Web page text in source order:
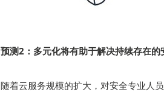
预测2：多元化将有助于解决持续存在的
随着云服务规模的扩大，对安全专业人